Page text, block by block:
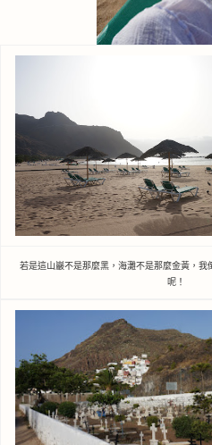
若是這山巖不是那麼黑，海灘不是那麼金黃，我
呢！